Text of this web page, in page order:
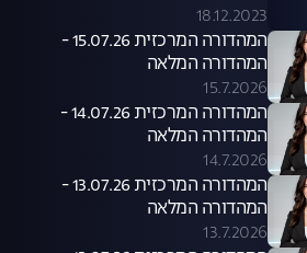
18.12.2023
המהדורה המרכזית 15.07.26 -
המהדורה המלאה
15.7.2026
המהדורה המרכזית 14.07.26 -
המהדורה המלאה
14.7.2026
המהדורה המרכזית 13.07.26 -
המהדורה המלאה
13.7.2026